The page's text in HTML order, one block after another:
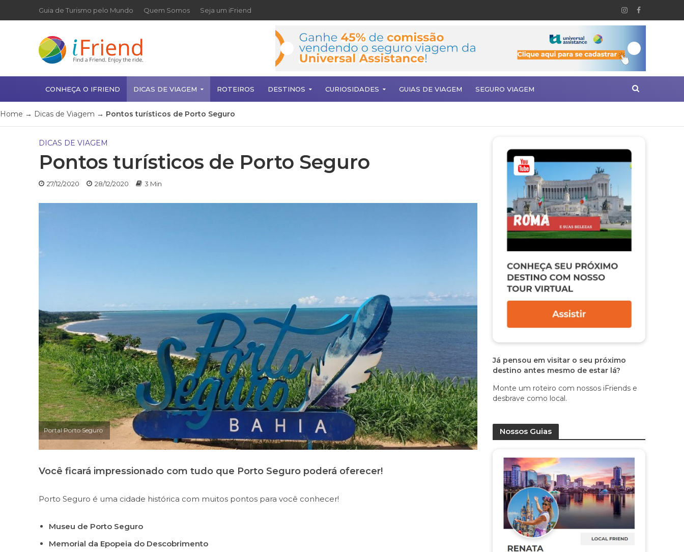
Guia de Turismo pelo Mundo Quem Somos Seja um iFriend
CONHEÇA O IFRIEND DICAS DE VIAGEM ROTEIROS DESTINOS CURIOSIDADES GUIAS DE VIAGEM SEGURO VIAGEM
Home → Dicas de Viagem → Pontos turísticos de Porto Seguro
DICAS DE VIAGEM
Pontos turísticos de Porto Seguro
27/12/2020 28/12/2020 3 Min
Portal Porto Seguro
Você ficará impressionado com tudo que Porto Seguro poderá oferecer!
Porto Seguro é uma cidade histórica com muitos pontos para você conhecer!
Museu de Porto Seguro
Memorial da Epopeia do Descobrimento
Já pensou em visitar o seu próximo
destino antes mesmo de estar lá?
Monte um roteiro com nossos iFriends e
desbrave como local.
Nossos Guias